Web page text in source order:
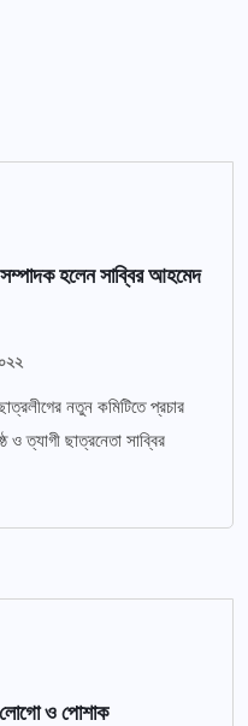
হলেন সাব্বির আহমেদ
নতুন কমিটিতে প্রচার
ও ত্যাগী ছাত্রনেতা সাব্বির
লোগো ও পোশাক